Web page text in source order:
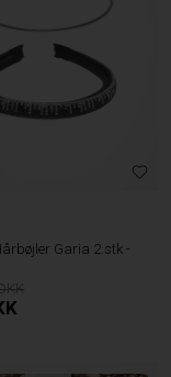
Garia 2.stk -